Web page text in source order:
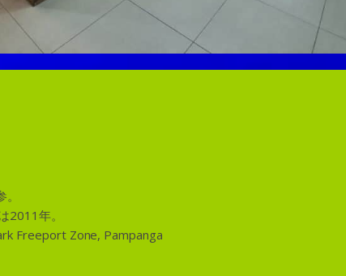
2011年。
Freeport Zone, Pampanga